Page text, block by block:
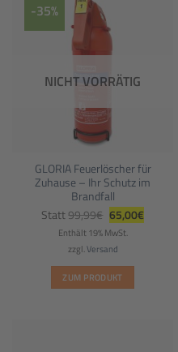
-35%
NICHT VORRÄTIG
GLORIA Feuerlöscher für
Zuhause – Ihr Schutz im
Brandfall
Statt 99,99€ Ursprünglicher
Preis
war:
99,99€
65,00€Aktueller
Preis
Enthält 19% MwSt.
zzgl.Versand
ZUM PRODUKT